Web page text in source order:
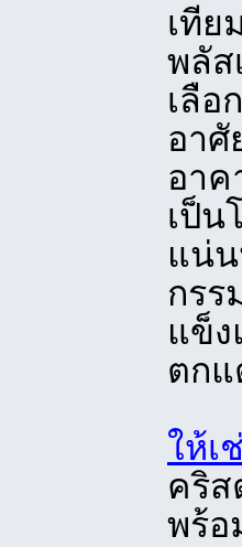
เทีย
พลัส
เลือ
อาศั
อาค
เป็น
แน่
กรร
แข็ง
ตกแ
ให้เ
คริส
พร้อ